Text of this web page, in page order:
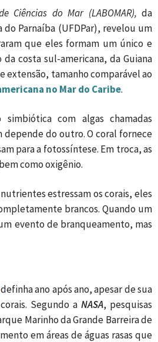
Ciências do Mar (LABOMAR), da
Parnaíba (UFDPar), revelou um
que eles formam um único e
costa sul-americana, da Guiana
extensão, tamanho comparável ao
no Mar do Caribe.
com algas chamadas
depende do outro. O coral fornece
para a fotossíntese. Em troca, as
como oxigênio.
estressam os corais, eles
brancos. Quando um
evento de branqueamento, mas
definha ano após ano, apesar de sua
Segundo aNASA, pesquisas
Marinho da Grande Barreira de
em áreas de águas rasas que